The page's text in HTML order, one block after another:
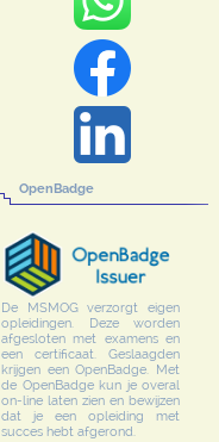
OpenBadge
De MSMOG verzorgt eigen
opleidingen. Deze worden
afgesloten met examens en
een certificaat. Geslaagden
krijgen een OpenBadge. Met
de OpenBadge kun je overal
on-line laten zien en bewijzen
dat je een opleiding met
succes hebt afgerond.